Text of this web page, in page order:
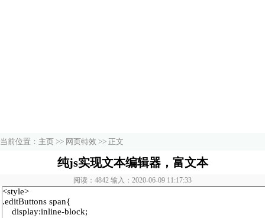
当前位置： 主页 >> 网页特效 >> 正文
纯js实现文本编辑器，富文本
阅读：4842 输入：2020-06-09 11:17:33